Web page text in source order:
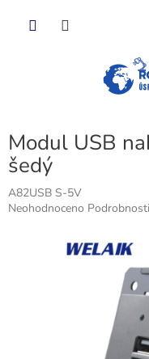
Modul USB
šedý
A82USB S-5V
Průměrné
Neohodnoceno